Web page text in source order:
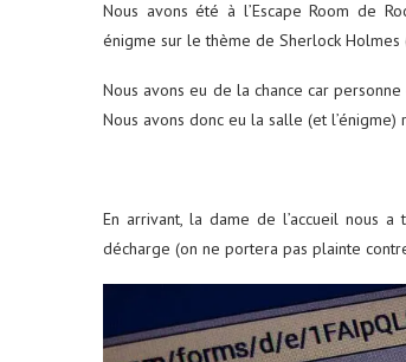
Nous avons été à l’Escape Room de
énigme sur le thème de Sherlock
Nous avons eu de la chance car
Nous avons donc eu la salle (et
En arrivant, la dame de l’accueil nous
décharge (on ne portera pas plainte
photos : le petit format
Louer